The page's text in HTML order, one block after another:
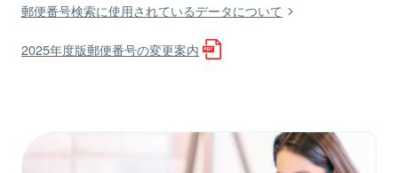
郵便番号検索に使用されているデータについて
2025年度版郵便番号の変更案内